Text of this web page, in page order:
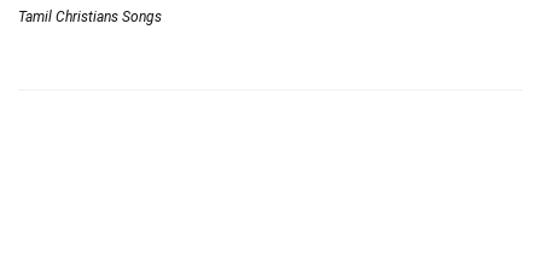
Tamil Christians Songs